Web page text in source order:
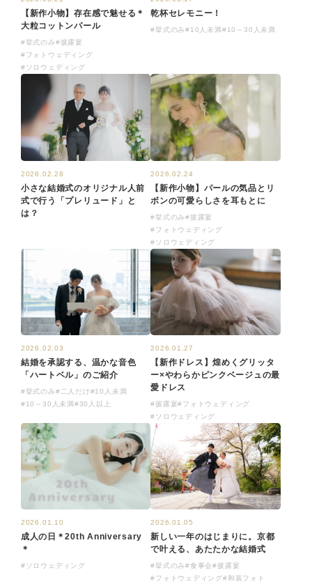
【新作小物】存在感で魅せる＊
大粒コットンパール
#挙式のみ#披露宴
#フォトウェディング
#ソロウェディング
乾杯セレモニー！
#挙式のみ#10人未満#10～30人未満
2026.02.28
小さな結婚式のオリジナル人前
式で行う「プレリュード」と
は？
2026.02.24
【新作小物】パールの気品とリ
ボンの可愛らしさを耳もとに
#挙式のみ#披露宴
#フォトウェディング
#ソロウェディング
2026.02.03
結婚を承認する、温かな音色
「ハートベル」のご紹介
#挙式のみ#二人だけ#10人未満
#10～30人未満#30人以上
2026.01.27
【新作ドレス】煌めくグリッタ
ー×やわらかピンクベージュの最
愛ドレス
#披露宴#フォトウェディング
#ソロウェディング
2026.01.10
成人の日＊20th Anniversary
＊
#ソロウェディング
2026.01.05
新しい一年のはじまりに。京都
で叶える、あたたかな結婚式
#挙式のみ#食事会#披露宴
#フォトウェディング#和装フォト